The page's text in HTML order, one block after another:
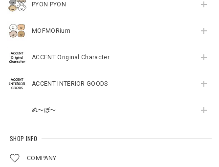
PYON PYON
MOFMORium
ACCENT Original Character
ACCENT INTERIOR GOODS
ぬ～ぼ～
SHOP INFO
COMPANY